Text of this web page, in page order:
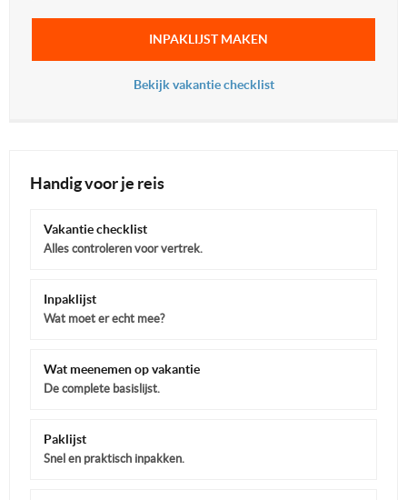
INPAKLIJST MAKEN
Bekijk vakantie checklist
Handig voor je reis
Vakantie checklist
Alles controleren voor vertrek.
Inpaklijst
Wat moet er echt mee?
Wat meenemen op vakantie
De complete basislijst.
Paklijst
Snel en praktisch inpakken.